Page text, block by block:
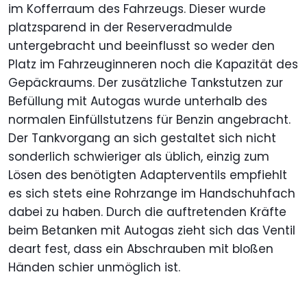
im Kofferraum des Fahrzeugs. Dieser wurde
platzsparend in der Reserveradmulde
untergebracht und beeinflusst so weder den
Platz im Fahrzeuginneren noch die Kapazität des
Gepäckraums. Der zusätzliche Tankstutzen zur
Befüllung mit Autogas wurde unterhalb des
normalen Einfüllstutzens für Benzin angebracht.
Der Tankvorgang an sich gestaltet sich nicht
sonderlich schwieriger als üblich, einzig zum
Lösen des benötigten Adapterventils empfiehlt
es sich stets eine Rohrzange im Handschuhfach
dabei zu haben. Durch die auftretenden Kräfte
beim Betanken mit Autogas zieht sich das Ventil
deart fest, dass ein Abschrauben mit bloßen
Händen schier unmöglich ist.